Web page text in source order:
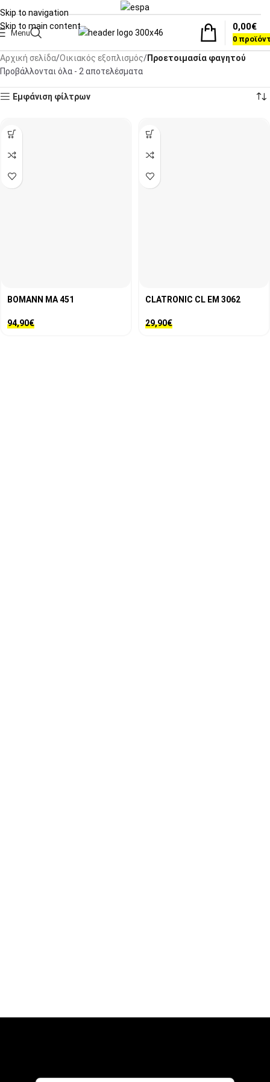
Skip to navigation
Skip to main content
Menu
0
0,00€
Αρχική σελίδα Οικιακός εξοπλισμός
Προετοιμασία φαγητού
Προβάλλονται όλα - 2 αποτελέσματα
Εμφάνιση φίλτρων
BOMANN MA 451
94,90€
CLATRONIC CL EM 3062
29,90€